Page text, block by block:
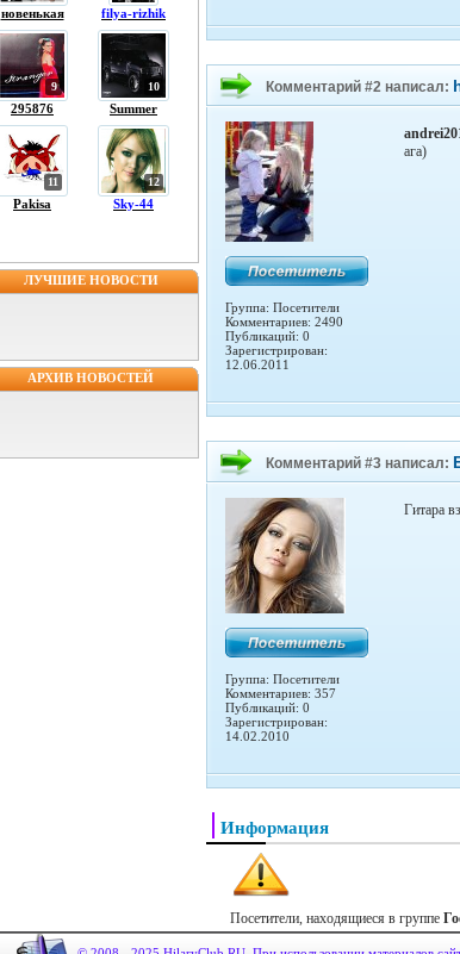
новенькая filya-rizhik
9
295876
10
Summer
11
Pakisa
12
Sky-44
ЛУЧШИЕ НОВОСТИ
АРХИВ НОВОСТЕЙ
Комментарий #2 написал:
Группа: Посетители
Комментариев: 2490
Публикаций: 0
Зарегистрирован:
12.06.2011
ага)
Комментарий #3 написал:
Группа: Посетители
Комментариев: 357
Публикаций: 0
Зарегистрирован:
14.02.2010
Гитара
Информация
Посетители, находящиеся в группе